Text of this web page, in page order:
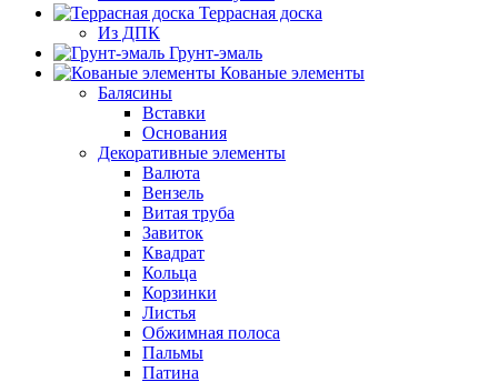
Террасная доска
Из ДПК
Грунт-эмаль
Кованые элементы
Балясины
Вставки
Основания
Декоративные элементы
Валюта
Вензель
Витая труба
Завиток
Квадрат
Кольца
Корзинки
Листья
Обжимная полоса
Пальмы
Патина